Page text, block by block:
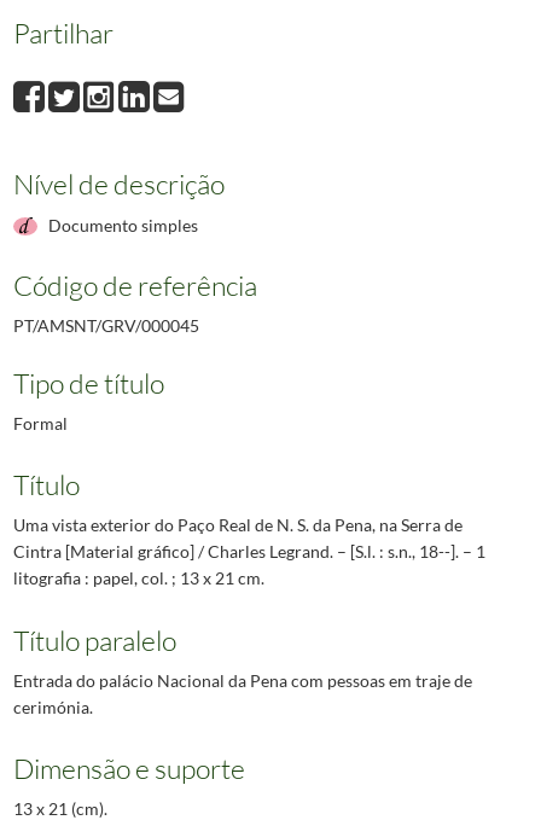
Partilhar
Nível de descrição
Documento simples
Código de referência
PT/AMSNT/GRV/000045
Tipo de título
Formal
Título
Uma vista exterior do Paço Real de N. S. da Pena, na Serra de
Cintra [Material gráfico] / Charles Legrand. – [S.l. : s.n., 18--]. – 1
litografia : papel, col. ; 13 x 21 cm.
Título paralelo
Entrada do palácio Nacional da Pena com pessoas em traje de
cerimónia.
Dimensão e suporte
13 x 21 (cm).